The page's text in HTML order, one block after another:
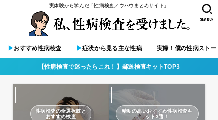
実体験から学んだ「性病検査ノウハウまとめサイト」
▶︎おすすめ性病検査 ▶︎症状から見る主な性病 実録！僕の性病ストー
SEARCH
【性病検査で迷ったらこれ！】郵送検査キットTOP3
性病検査の全選択肢と
おすすめ検査
精度の高いおすすめ性病検査キ
ット3選！